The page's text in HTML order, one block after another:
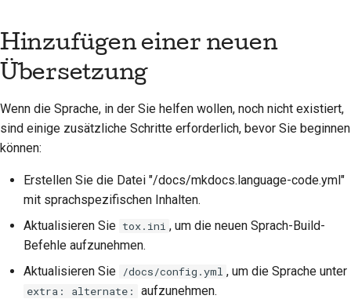
Hinzufügen einer neuen
Übersetzung
Wenn die Sprache, in der Sie helfen wollen, noch nicht existiert,
sind einige zusätzliche Schritte erforderlich, bevor Sie beginnen
können:
Erstellen Sie die Datei "/docs/mkdocs.language-code.yml"
mit sprachspezifischen Inhalten.
Aktualisieren Sie tox.ini , um die neuen Sprach-Build-
Befehle aufzunehmen.
Aktualisieren Sie /docs/config.yml , um die Sprache unter
extra: alternate: aufzunehmen.